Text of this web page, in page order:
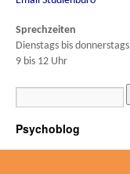
Sprechzeiten
Dienstags bis donnerstags
9 bis 12 Uhr
Psychoblog